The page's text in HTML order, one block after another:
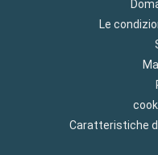
Le
Caratteristiche